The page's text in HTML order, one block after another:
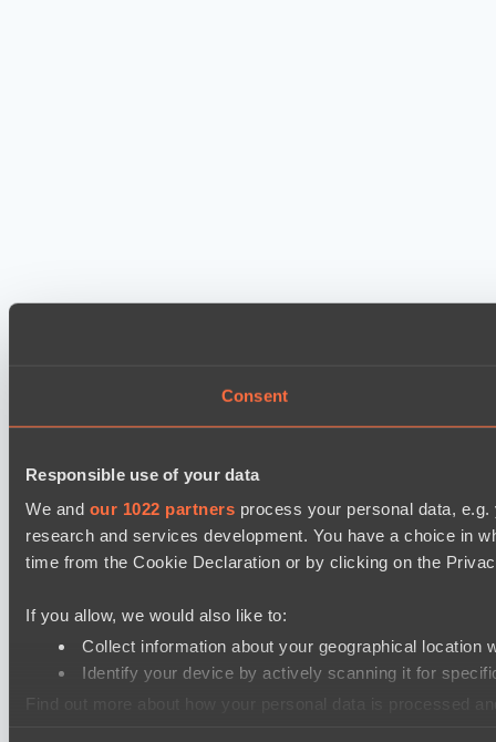
Consent
Responsible use of your data
We and our 1022 partners process your personal data,
research and services development. You have a choice in
time from the Cookie Declaration or by clicking on the
If you allow, we would also like to:
Collect information about your geographical location
Identify your device by actively scanning it for
Find out more about how your personal data is processed